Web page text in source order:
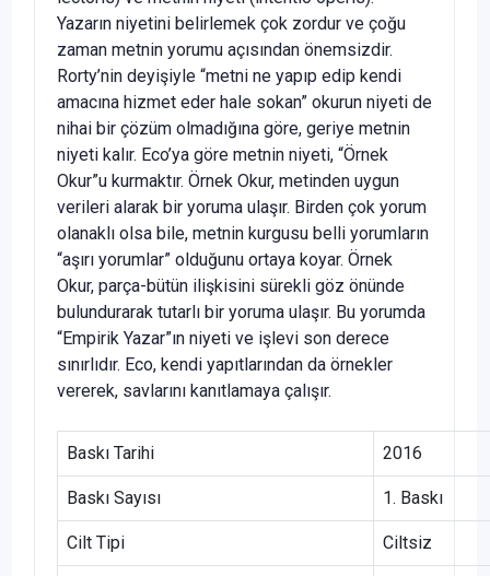
Yazarın niyetini belirlemek çok zordur ve çoğu
zaman metnin yorumu açısından önemsizdir.
Rorty’nin deyişiyle “metni ne yapıp edip kendi
amacına hizmet eder hale sokan” okurun niyeti de
nihai bir çözüm olmadığına göre, geriye metnin
niyeti kalır. Eco’ya göre metnin niyeti, “Örnek
Okur”u kurmaktır. Örnek Okur, metinden uygun
verileri alarak bir yoruma ulaşır. Birden çok yorum
olanaklı olsa bile, metnin kurgusu belli yorumların
“aşırı yorumlar” olduğunu ortaya koyar. Örnek
Okur, parça-bütün ilişkisini sürekli göz önünde
bulundurarak tutarlı bir yoruma ulaşır. Bu yorumda
“Empirik Yazar”ın niyeti ve işlevi son derece
sınırlıdır. Eco, kendi yapıtlarından da örnekler
vererek, savlarını kanıtlamaya çalışır.
Baskı Tarihi 2016
Baskı Sayısı 1. Baskı
Cilt Tipi Ciltsiz